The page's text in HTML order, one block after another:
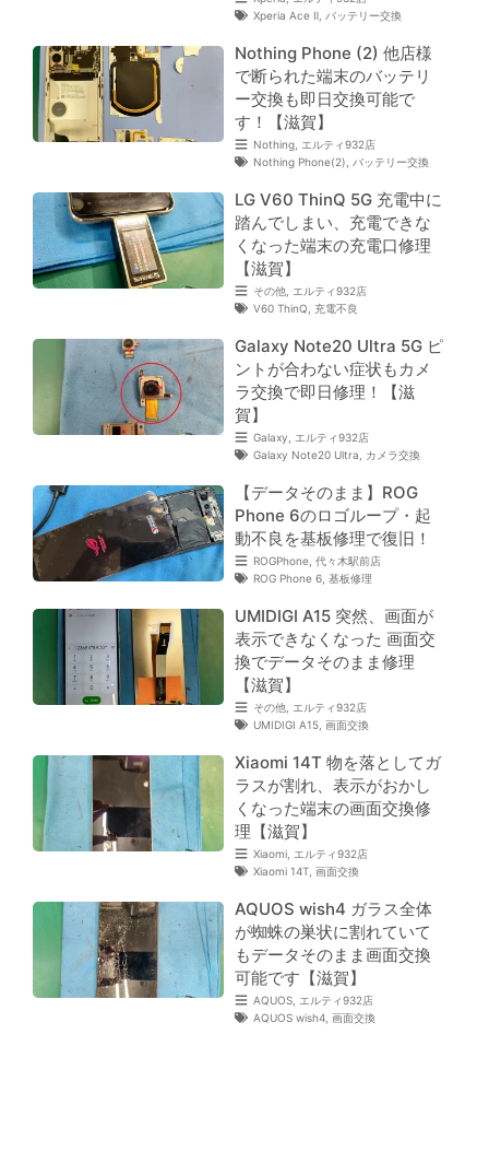
Xperia Ace Ⅱ, バッテリー交換
Nothing, エルティ932店
Nothing Phone(2)
バッテリー交換
Nothing Phone (2) 他店様
で断られた端末のバッテリ
ー交換も即日交換可能で
す！【滋賀】
その他, エルティ932店
V60 ThinQ 充電不良
LG V60 ThinQ 5G 充電中に
踏んでしまい、充電できな
くなった端末の充電口修理
【滋賀】
Galaxy
エルティ932店
Galaxy Note20 Ultra
カメラ交換
Galaxy Note20 Ultra 5G ピ
ントが合わない症状もカメ
ラ交換で即日修理！【滋
賀】
ROGPhone, 代々木駅前店
ROG Phone 6, 基板修理
【データそのまま】ROG
Phone 6のロゴループ・起
動不良を基板修理で復旧！
その他, エルティ932店
UMIDIGI A15, 画面交換
UMIDIGI A15 突然、画面が
表示できなくなった 画面交
換でデータそのまま修理
【滋賀】
Xiaomi, エルティ932店
Xiaomi 14T, 画面交換
Xiaomi 14T 物を落としてガ
ラスが割れ、表示がおかし
くなった端末の画面交換修
理【滋賀】
AQUOS, エルティ932店
AQUOS wish4, 画面交換
AQUOS wish4 ガラス全体
が蜘蛛の巣状に割れていて
もデータそのまま画面交換
可能です【滋賀】